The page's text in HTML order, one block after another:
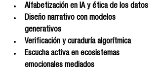
Alfabetización en IA y ética de los datos
Diseño narrativo con modelos
generativos
Verificación y curaduría algorítmica
Escucha activa en ecosistemas
emocionales mediados